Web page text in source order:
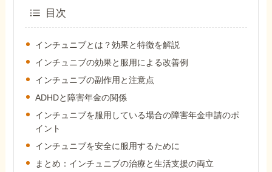
障害年金コラム
お知らせ
事務所について
お客様からの感謝のお手紙
目次
インチュニブとは？効果と特徴を解説
インチュニブの効果と服用による改善例
インチュニブの副作用と注意点
ADHDと障害年金の関係
インチュニブを服用している場合の障害年金申請のポ
イント
インチュニブを安全に服用するために
まとめ：インチュニブの治療と生活支援の両立